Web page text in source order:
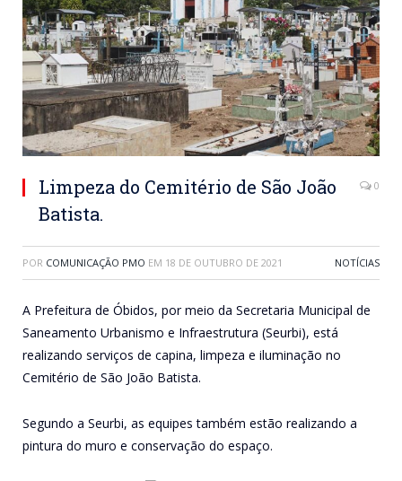
Limpeza do Cemitério de São João
Batista.
0
POR COMUNICAÇÃO PMO EM 18 DE OUTUBRO DE 2021 NOTÍCIAS
A Prefeitura de Óbidos, por meio da Secretaria Municipal de
Saneamento Urbanismo e Infraestrutura (Seurbi), está
realizando serviços de capina, limpeza e iluminação no
Cemitério de São João Batista.
Segundo a Seurbi, as equipes também estão realizando a
pintura do muro e conservação do espaço.